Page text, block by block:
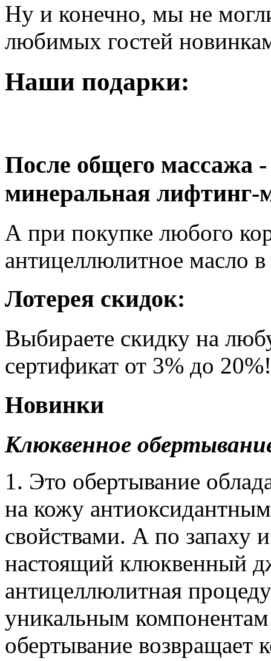
Ну и конечно, мы не
любимых гостей
Наши подарки:
После общего массажа
минеральная лифтинг-
А при покупке любого
антицеллюлитное масло
Лотерея скидок:
Выбираете скидку на
сертификат от 3% до
Новинки
Клюквенное
1. Это обертывание
на кожу
свойствами. А по запаху
настоящий клюквенный
антицеллюлитная
уникальным
обертывание возвращает